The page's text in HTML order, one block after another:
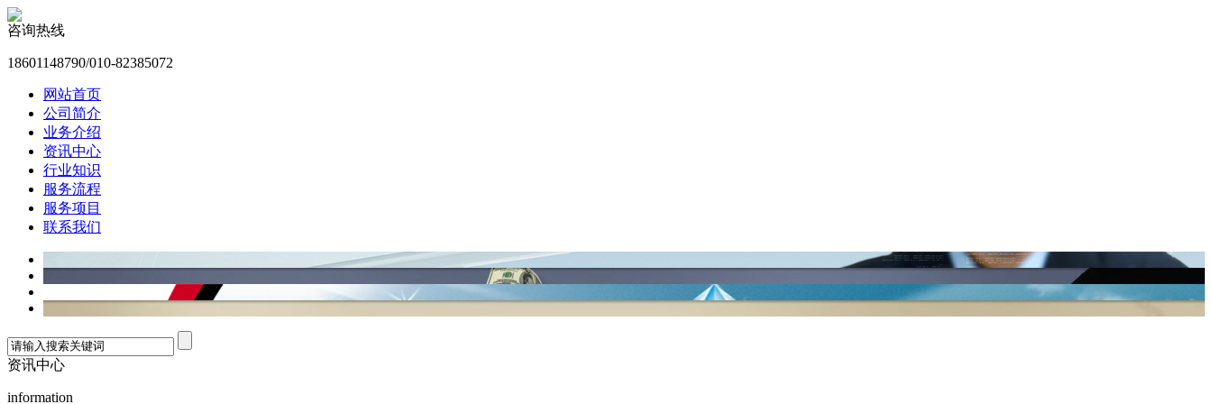
咨询热线
18601148790/010-82385072
网站首页
公司简介
业务介绍
资讯中心
行业知识
服务流程
服务项目
联系我们
资讯中心
information